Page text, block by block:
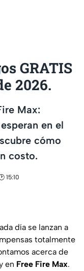
GRATIS
2026.
Max:
en el
cómo
costo.
15:10
día se lanzan a
totalmente
acerca de
en Free Fire Max.